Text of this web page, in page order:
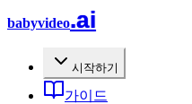
babyvideo.ai
시작하기
가이드